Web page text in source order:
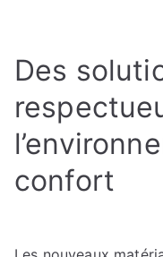
Des
confort